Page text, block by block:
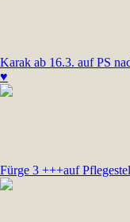
Karak ab 16.3. auf PS
♥
Fürge 3 +++auf